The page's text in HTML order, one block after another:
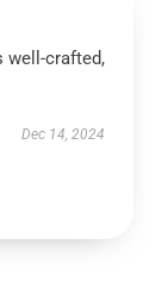
well-crafted,
Dec 14, 2024